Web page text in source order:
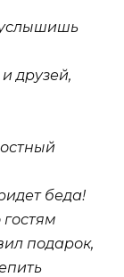
друзей,
беда!
подарок,